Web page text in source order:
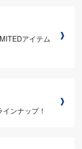
アイテム
ンナップ！